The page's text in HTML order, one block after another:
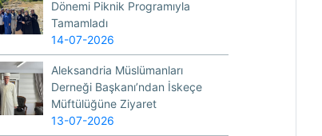
Dönemi Piknik Programıyla
Tamamladı
14-07-2026
Aleksandria Müslümanları
Derneği Başkanı’ndan İskeçe
Müftülüğüne Ziyaret
13-07-2026